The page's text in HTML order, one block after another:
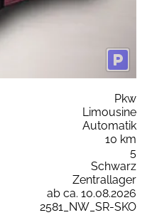
Pkw
Limousine
Automatik
10 km
5
Schwarz
Zentrallager
ab ca. 10.08.2026
2581_NW_SR-SKO